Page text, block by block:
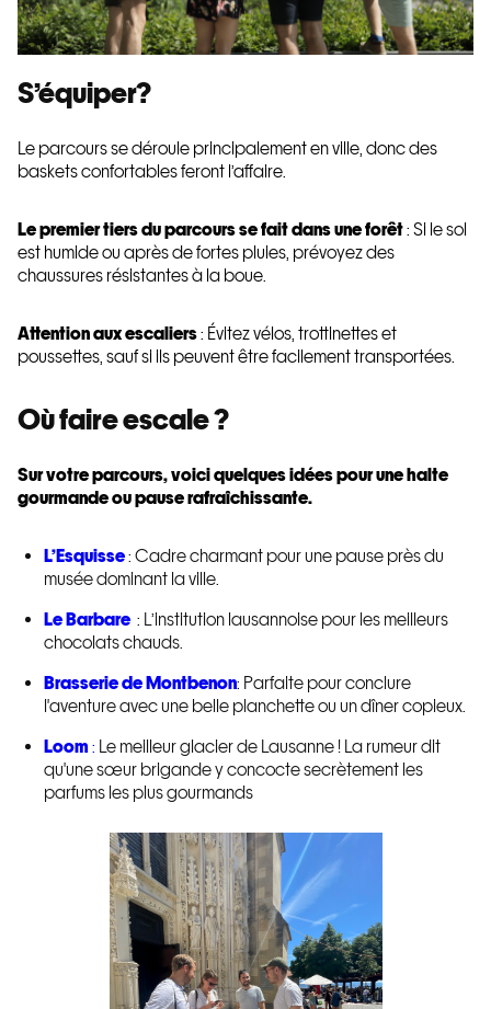
S’équiper?
Le parcours se déroule principalement en ville, donc des
baskets confortables feront l’affaire.
Le premier tiers du parcours se fait dans une forêt: Si le sol
est humide ou après de fortes pluies, prévoyez des
chaussures résistantes à la boue.
Attention aux escaliers: Évitez vélos, trottinettes et
poussettes, sauf si ils peuvent être facilement transportées.
Où faire escale ?
Sur votre parcours, voici quelques idées pour une halte
gourmande ou pause rafraîchissante.
L’Esquisse: Cadre charmant pour une pause près du
musée dominant la ville.
Le Barbare : L’institution lausannoise pour les meilleurs
chocolats chauds.
Brasserie de Montbenon: Parfaite pour conclure
l'aventure avec une belle planchette ou un dîner copieux.
Loom: Le meilleur glacier de Lausanne ! La rumeur dit
qu'une sœur brigande y concocte secrètement les
parfums les plus gourmands